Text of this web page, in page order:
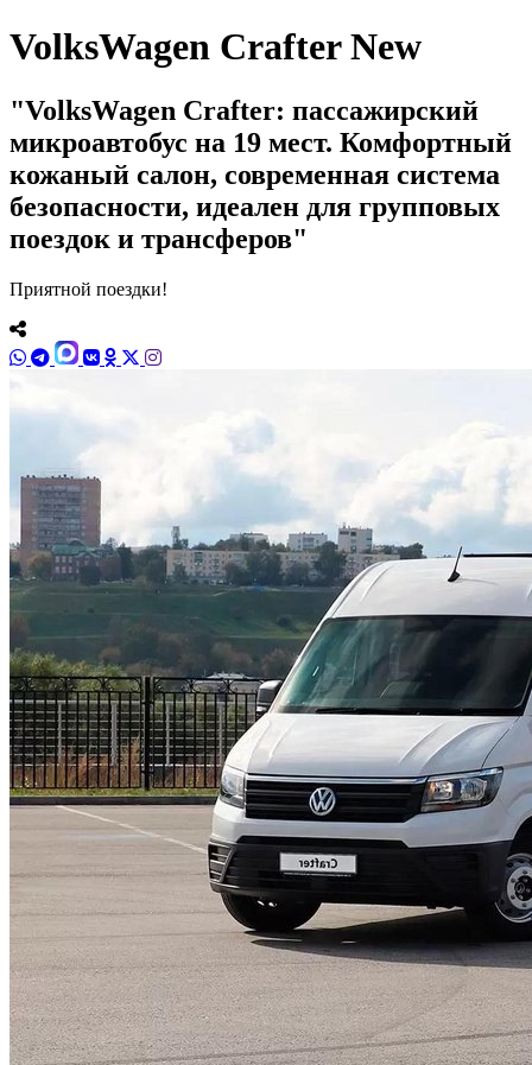
VolksWagen Crafter New
VolksWagen Crafter: пассажирский
микроавтобус на 19 мест. Комфортный
кожаный салон, современная система
безопасности, идеален для групповых
поездок и трансферов
Приятной поездки!